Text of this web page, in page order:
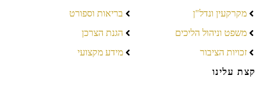
מקרקעין ונדל"ן
משפט וניהול הליכים
זכויות הציבור
בריאות וספורט
הגנת הצרכן
מידע מקצועי
קצת עלינו